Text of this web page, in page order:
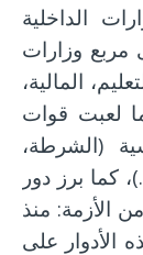
الداخلية
وزارات
المالية،
لعبت قوات
(الشرطة،
كما برز دور
الأزمة: منذ
الأدوار على